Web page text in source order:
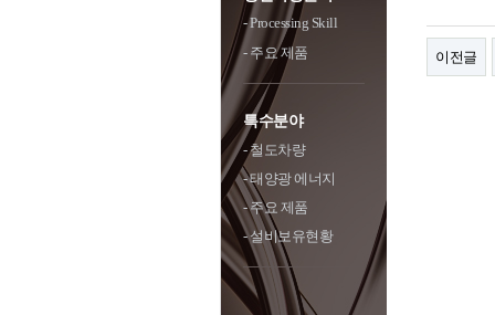
- Processing Skill
- 주요 제품
특수분야
- 철도차량
- 태양광 에너지
- 주요 제품
- 설비보유현황
이전글